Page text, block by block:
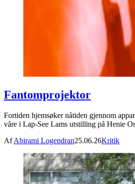
Fantomprojektor
Fortiden hjemsøker nåtiden gjennom
våre i Lap-See Lams utstilling på Henie
AfAbirami Logendran25.06.26Kritik